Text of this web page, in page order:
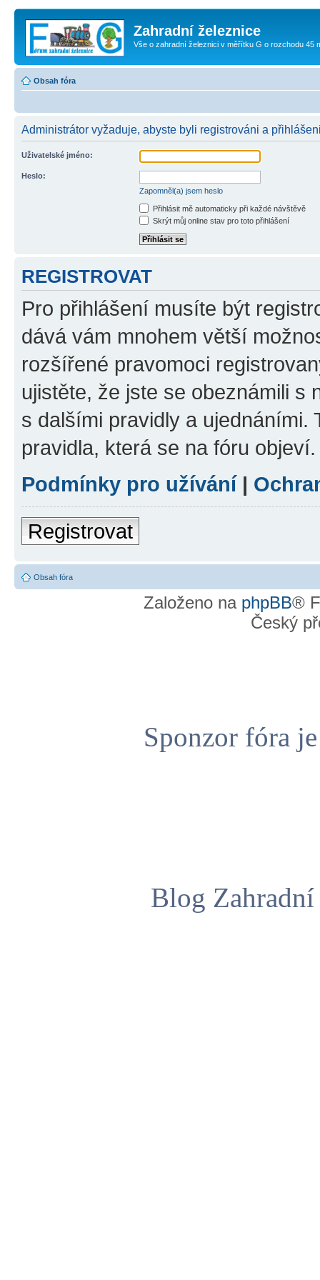
Zahradní železnice
Vše o zahradní železnici v měřítku G o rozchodu 45
Obsah fóra
Administrátor vyžaduje, abyste byli registrováni a
Uživatelské jméno:
Heslo:
Zapomněl(a) jsem heslo
Přihlásit mě automaticky při každé návštěvě
Skrýt můj online stav pro toto přihlášení
REGISTROVAT
Pro přihlášení musíte být
dává vám mnohem větší
rozšířené pravomoci
ujistěte, že jste se obeznámili s
s dalšími pravidly a ujednáními.
pravidla, která se na fóru objeví.
Podmínky pro užívání |
Registrovat
Obsah fóra
Založeno na phpBB®
Český
Sponzor fóra
Blog